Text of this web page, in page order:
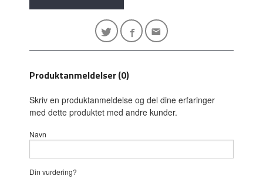
Produktanmeldelser (0)
Skriv en produktanmeldelse og del dine erfaringer
med dette produktet med andre kunder.
Navn
Din vurdering?